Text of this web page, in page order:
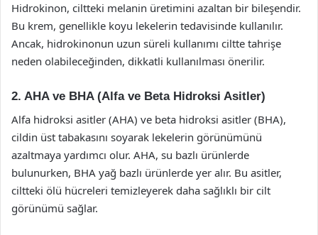
Hidrokinon, ciltteki melanin üretimini azaltan bir bileşendir.
Bu krem, genellikle koyu lekelerin tedavisinde kullanılır.
Ancak, hidrokinonun uzun süreli kullanımı ciltte tahrişe
neden olabileceğinden, dikkatli kullanılması önerilir.
2. AHA ve BHA (Alfa ve Beta Hidroksi Asitler)
Alfa hidroksi asitler (AHA) ve beta hidroksi asitler (BHA),
cildin üst tabakasını soyarak lekelerin görünümünü
azaltmaya yardımcı olur. AHA, su bazlı ürünlerde
bulunurken, BHA yağ bazlı ürünlerde yer alır. Bu asitler,
ciltteki ölü hücreleri temizleyerek daha sağlıklı bir cilt
görünümü sağlar.